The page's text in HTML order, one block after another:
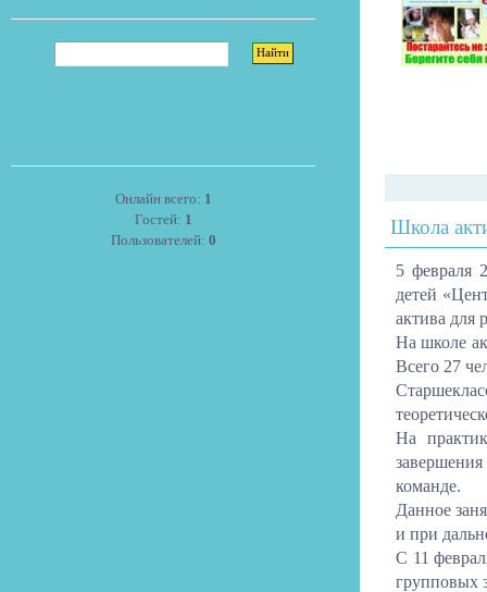
Онлайн всего: 1
Гостей: 1
Пользователей: 0
Школа
5 февраля
детей
актива для
На школе
Всего 27
На
команде.
Данное
и при
С 11
групповых